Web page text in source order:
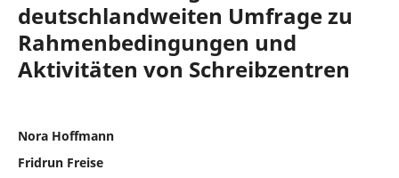
deutschlandweiten Umfrage zu
Rahmenbedingungen und
Aktivitäten von Schreibzentren
Nora Hoffmann
Fridrun Freise